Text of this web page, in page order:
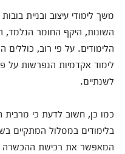
משך לימודי עיצוב ובניית
השונות, היקף החומר
לימוד אקדמיות הנפרשות על
לשנתיים.
כמו כן, חשוב לדעת כי
בלימודים במסלול המתקיים
המאפשר את רכישת ההכשרה